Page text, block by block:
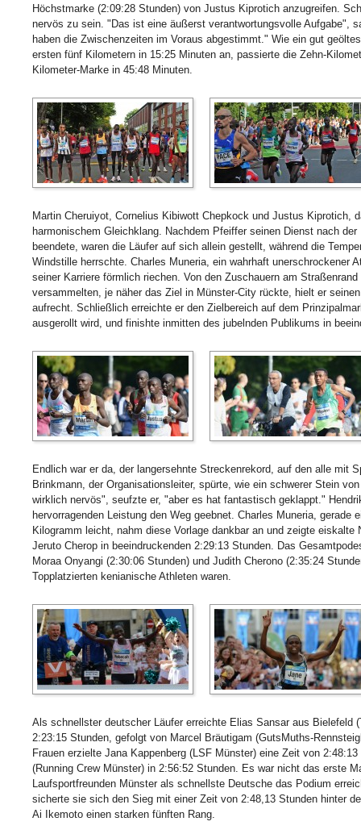
Höchstmarke (2:09:28 Stunden) von Justus Kiprotich anzugreifen.
nervös zu sein. "Das ist eine äußerst verantwortungsvolle Aufgabe",
haben die Zwischenzeiten im Voraus abgestimmt." Wie ein gut
ersten fünf Kilometern in 15:25 Minuten an, passierte die Zehn-
Kilometer-Marke in 45:48 Minuten.
Martin Cheruiyot, Cornelius Kibiwott Chepkock und Justus Kiprotich,
harmonischem Gleichklang. Nachdem Pfeiffer seinen Dienst nach
beendete, waren die Läufer auf sich allein gestellt, während die
Windstille herrschte. Charles Muneria, ein wahrhaft unerschrockener
seiner Karriere förmlich riechen. Von den Zuschauern am
versammelten, je näher das Ziel in Münster-City rückte, hielt er
aufrecht. Schließlich erreichte er den Zielbereich auf dem
ausgerollt wird, und finishte inmitten des jubelnden Publikums in
Endlich war er da, der langersehnte Streckenrekord, auf den alle mit
Brinkmann, der Organisationsleiter, spürte, wie ein schwerer Stein
wirklich nervös", seufzte er, "aber es hat fantastisch geklappt."
hervorragenden Leistung den Weg geebnet. Charles Muneria, gerade
Kilogramm leicht, nahm diese Vorlage dankbar an und zeigte eiskalte
Jeruto Cherop in beeindruckenden 2:29:13 Stunden. Das
Moraa Onyangi (2:30:06 Stunden) und Judith Cherono (2:35:24
Topplatzierten kenianische Athleten waren.
Als schnellster deutscher Läufer erreichte Elias Sansar aus Bielefeld
2:23:15 Stunden, gefolgt von Marcel Bräutigam (GutsMuths-
Frauen erzielte Jana Kappenberg (LSF Münster) eine Zeit von
(Running Crew Münster) in 2:56:52 Stunden. Es war nicht das erste
Laufsportfreunden Münster als schnellste Deutsche das Podium
sicherte sie sich den Sieg mit einer Zeit von 2:48,13 Stunden hinter
Ai Ikemoto einen starken fünften Rang.